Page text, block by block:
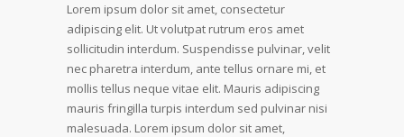
Lorem ipsum dolor sit amet, consectetur
adipiscing elit. Ut volutpat rutrum eros amet
sollicitudin interdum. Suspendisse pulvinar, velit
nec pharetra interdum, ante tellus ornare mi, et
mollis tellus neque vitae elit. Mauris adipiscing
mauris fringilla turpis interdum sed pulvinar nisi
malesuada. Lorem ipsum dolor sit amet,